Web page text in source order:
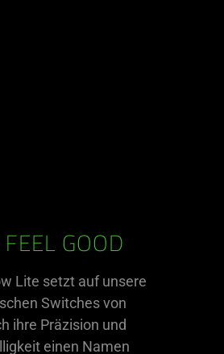
GOOD
Lite setzt auf unsere
Switches von
ihre Präzision und
einen Namen